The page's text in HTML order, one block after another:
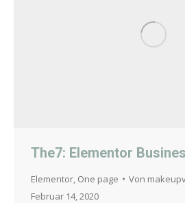
The7: Elementor
Elementor One page Von
Februar 14, 2020